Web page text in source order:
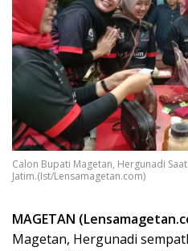
Calon Bupati Magetan, Hergunadi
Jatim.(Ist/Lensamagetan.com)
MAGETAN
Magetan, Hergunadi